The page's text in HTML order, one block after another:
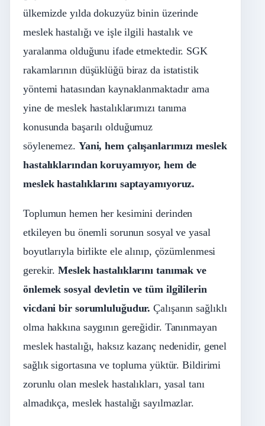
ülkemizde yılda dokuzyüz binin üzerinde
meslek hastalığı ve işle ilgili hastalık ve
yaralanma olduğunu ifade etmektedir. SGK
rakamlarının düşüklüğü biraz da istatistik
yöntemi hatasından kaynaklanmaktadır ama
yine de meslek hastalıklarımızı tanıma
konusunda başarılı olduğumuz
söylenemez. Yani, hem çalışanlarımızı meslek
hastalıklarından koruyamıyor, hem de
meslek hastalıklarını saptayamıyoruz.
Toplumun hemen her kesimini derinden
etkileyen bu önemli sorunun sosyal ve yasal
boyutlarıyla birlikte ele alınıp, çözümlenmesi
gerekir.Meslek hastalıklarını tanımak ve
önlemek sosyal devletin ve tüm ilgililerin
vicdani bir sorumluluğudur.Çalışanın sağlıklı
olma hakkına saygının gereğidir. Tanınmayan
meslek hastalığı, haksız kazanç nedenidir, genel
sağlık sigortasına ve topluma yüktür. Bildirimi
zorunlu olan meslek hastalıkları, yasal tanı
almadıkça, meslek hastalığı sayılmazlar.